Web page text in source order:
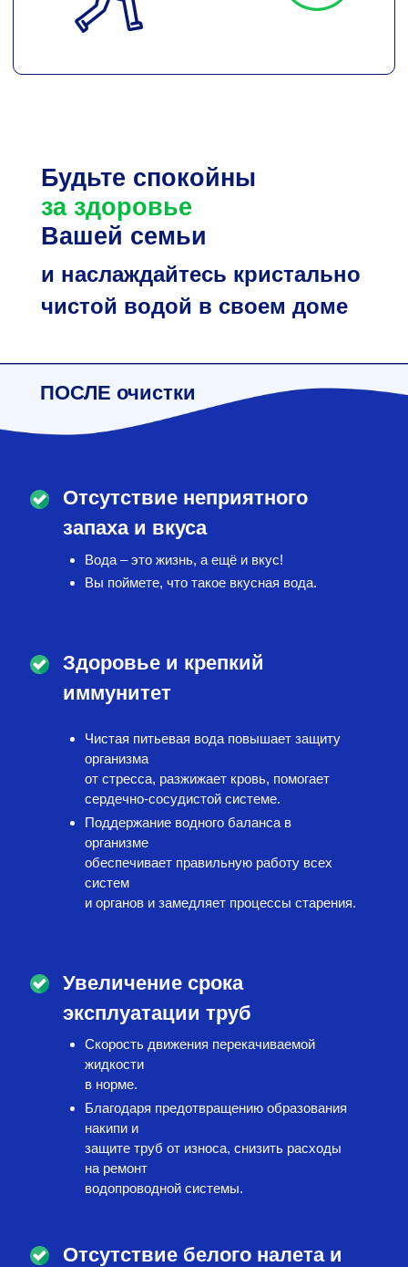
Будьте спокойны
за здоровье
Вашей семьи
и наслаждайтесь кристально
чистой водой в своем доме
ПОСЛЕ очистки
Отсутствие неприятного
запаха и вкуса
Вода – это жизнь, а ещё и вкус!
Вы поймете, что такое вкусная вода.
Здоровье и крепкий
иммунитет
Чистая питьевая вода повышает защиту
организма
от стресса, разжижает кровь, помогает
сердечно-сосудистой системе.
Поддержание водного баланса в
организме
обеспечивает правильную работу всех
систем
и органов и замедляет процессы старения.
Увеличение срока
эксплуатации труб
Скорость движения перекачиваемой
жидкости
в норме.
Благодаря предотвращению образования
накипи и
защите труб от износа, снизить расходы
на ремонт
водопроводной системы.
Отсутствие белого налета и